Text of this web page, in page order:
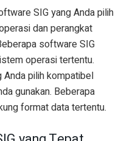
SIG yang Anda pilih
dan perangkat
software SIG
operasi tertentu.
pilih kompatibel
gunakan. Beberapa
format data tertentu.